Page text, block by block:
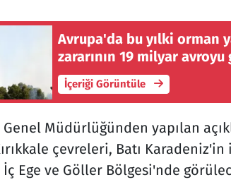
Avrupa'da bu yılki orman
zararının 19 milyar
İçeriği Görüntüle
Müdürlüğünden yapılan
çevreleri, Batı
Ege ve Göller Bölgesi'nde